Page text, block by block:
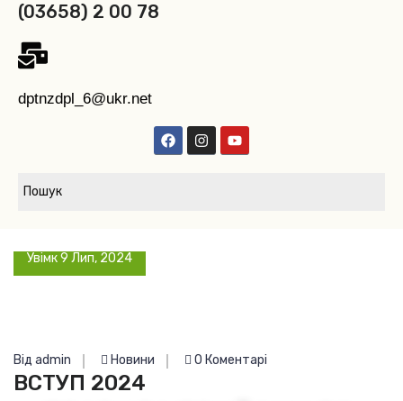
(03658) 2 00 78
dptnzdpl_6@ukr.net
Увімк 9 Лип, 2024
Від admin Новини 0 Коментарі
ВСТУП 2024